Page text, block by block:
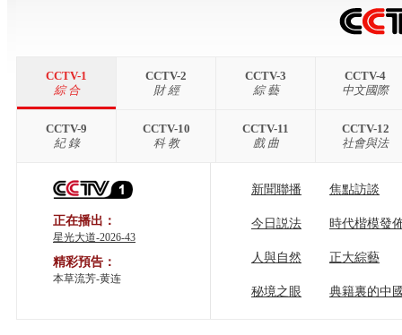
CCTV-1
綜 合
CCTV-2
財 經
CCTV-3
綜 藝
CCTV-4
中文國際
CCTV-9
紀 錄
CCTV-10
科 教
CCTV-11
戲 曲
CCTV-12
社會與法
正在播出：
星光大道-2026-43
精彩預告：
本草流芳-黄连
新聞聯播 焦點訪談
今日説法 時代楷模發
人與自然 正大綜藝
秘境之眼 典籍裏的中